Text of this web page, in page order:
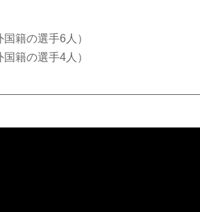
籍の選手6人）
籍の選手4人）